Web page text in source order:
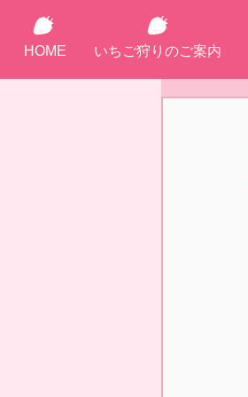
HOME いちご狩りのご案内